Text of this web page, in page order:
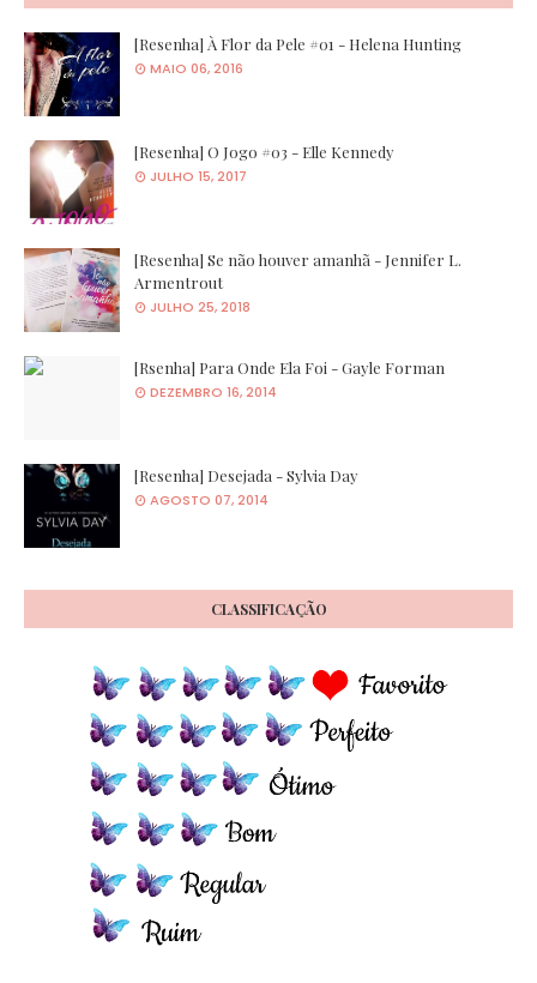
[Resenha] À Flor da Pele #01 - Helena Hunting
MAIO 06, 2016
[Resenha] O Jogo #03 - Elle Kennedy
JULHO 15, 2017
[Resenha] Se não houver amanhã - Jennifer L.
Armentrout
JULHO 25, 2018
[Rsenha] Para Onde Ela Foi - Gayle Forman
DEZEMBRO 16, 2014
[Resenha] Desejada - Sylvia Day
AGOSTO 07, 2014
CLASSIFICAÇÃO